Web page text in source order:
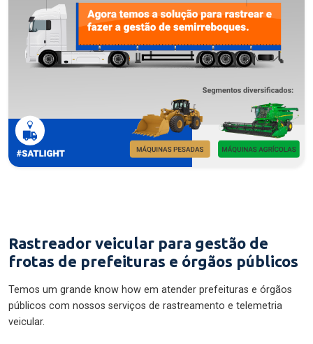
Rastreador veicular para gestão de
frotas de prefeituras e órgãos públicos
Temos um grande know how em atender prefeituras e órgãos
públicos com nossos serviços de rastreamento e telemetria
veicular.